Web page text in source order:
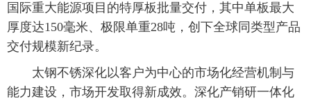
国际重大能源项目的特厚板批量交付，其中单板最大
厚度达150毫米、极限单重28吨，创下全球同类型产品
交付规模新纪录。
太钢不锈深化以客户为中心的市场化经营机制与
能力建设，市场开发取得新成效。深化产销研一体化